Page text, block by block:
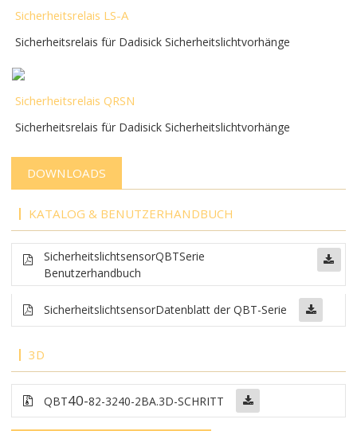
Sicherheitsrelais LS-A
Sicherheitsrelais für Dadisick Sicherheitslichtvorhänge
Sicherheitsrelais QRSN
Sicherheitsrelais für Dadisick Sicherheitslichtvorhänge
DOWNLOADS
KATALOG & BENUTZERHANDBUCH
SicherheitslichtsensorQBTSerie
Benutzerhandbuch
SicherheitslichtsensorDatenblatt der QBT-Serie
3D
QBT40-82-3240-2BA.3D-SCHRITT